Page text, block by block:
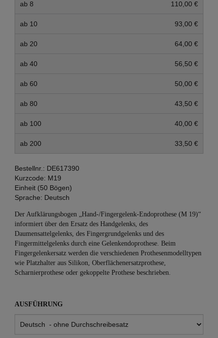
ab 8 110,00 €
ab 10 93,00 €
ab 20 64,00 €
ab 40 56,50 €
ab 60 50,00 €
ab 80 43,50 €
ab 100 40,00 €
ab 200 33,50 €
Bestellnr.: DE617390
Kurzcode: M19
Einheit (50 Bögen)
Sprache: Deutsch
Der Aufklärungsbogen „Hand-/Fingergelenk-Endoprothese (M 19)“
informiert über den Ersatz des Handgelenks, des
Daumensattelgelenks, des Fingergrundgelenks und des
Fingermittelgelenks durch eine Gelenkendoprothese. Beim
Fingergelenkersatz werden die verschiedenen Prothesenmodelltypen
wie Platzhalter aus Silikon, Oberflächenersatzprothese,
Scharnierprothese oder gekoppelte Prothese beschrieben.
AUSFÜHRUNG